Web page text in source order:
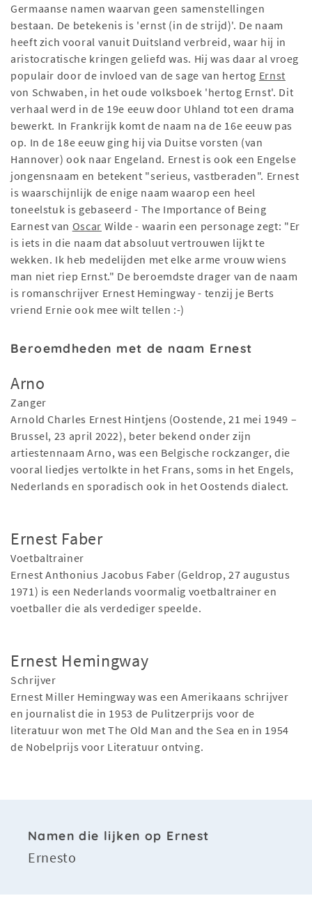
Germaanse namen waarvan geen samenstellingen
bestaan. De betekenis is 'ernst (in de strijd)'. De naam
heeft zich vooral vanuit Duitsland verbreid, waar hij in
aristocratische kringen geliefd was. Hij was daar al vroeg
populair door de invloed van de sage van hertog Ernst
von Schwaben, in het oude volksboek 'hertog Ernst'. Dit
verhaal werd in de 19e eeuw door Uhland tot een drama
bewerkt. In Frankrijk komt de naam na de 16e eeuw pas
op. In de 18e eeuw ging hij via Duitse vorsten (van
Hannover) ook naar Engeland. Ernest is ook een Engelse
jongensnaam en betekent "serieus, vastberaden". Ernest
is waarschijnlijk de enige naam waarop een heel
toneelstuk is gebaseerd - The Importance of Being
Earnest van Oscar Wilde - waarin een personage zegt: "Er
is iets in die naam dat absoluut vertrouwen lijkt te
wekken. Ik heb medelijden met elke arme vrouw wiens
man niet riep Ernst." De beroemdste drager van de naam
is romanschrijver Ernest Hemingway - tenzij je Berts
vriend Ernie ook mee wilt tellen :-)
Beroemdheden met de naam Ernest
Arno
Zanger
Arnold Charles Ernest Hintjens (Oostende, 21 mei 1949 –
Brussel, 23 april 2022), beter bekend onder zijn
artiestennaam Arno, was een Belgische rockzanger, die
vooral liedjes vertolkte in het Frans, soms in het Engels,
Nederlands en sporadisch ook in het Oostends dialect.
Ernest Faber
Voetbaltrainer
Ernest Anthonius Jacobus Faber (Geldrop, 27 augustus
1971) is een Nederlands voormalig voetbaltrainer en
voetballer die als verdediger speelde.
Ernest Hemingway
Schrijver
Ernest Miller Hemingway was een Amerikaans schrijver
en journalist die in 1953 de Pulitzerprijs voor de
literatuur won met The Old Man and the Sea en in 1954
de Nobelprijs voor Literatuur ontving.
Namen die lijken op Ernest
Ernesto